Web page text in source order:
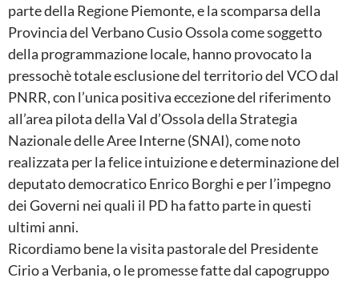
parte della Regione Piemonte, e la scomparsa della
Provincia del Verbano Cusio Ossola come soggetto
della programmazione locale, hanno provocato la
pressochè totale esclusione del territorio del VCO dal
PNRR, con l’unica positiva eccezione del riferimento
all’area pilota della Val d’Ossola della Strategia
Nazionale delle Aree Interne (SNAI), come noto
realizzata per la felice intuizione e determinazione del
deputato democratico Enrico Borghi e per l’impegno
dei Governi nei quali il PD ha fatto parte in questi
ultimi anni.
Ricordiamo bene la visita pastorale del Presidente
Cirio a Verbania, o le promesse fatte dal capogruppo